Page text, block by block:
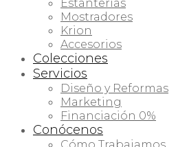
Estanterías
Mostradores
Krion
Accesorios
Colecciones
Servicios
Diseño y Reformas
Marketing
Financiación 0%
Conócenos
Cómo Trabajamos